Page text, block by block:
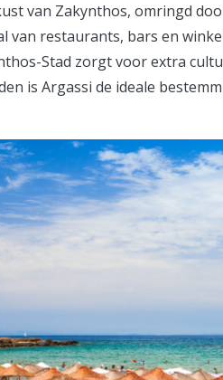
van Zakynthos, omringd
van restaurants, bars en
Stad zorgt voor extra
is Argassi de ideale